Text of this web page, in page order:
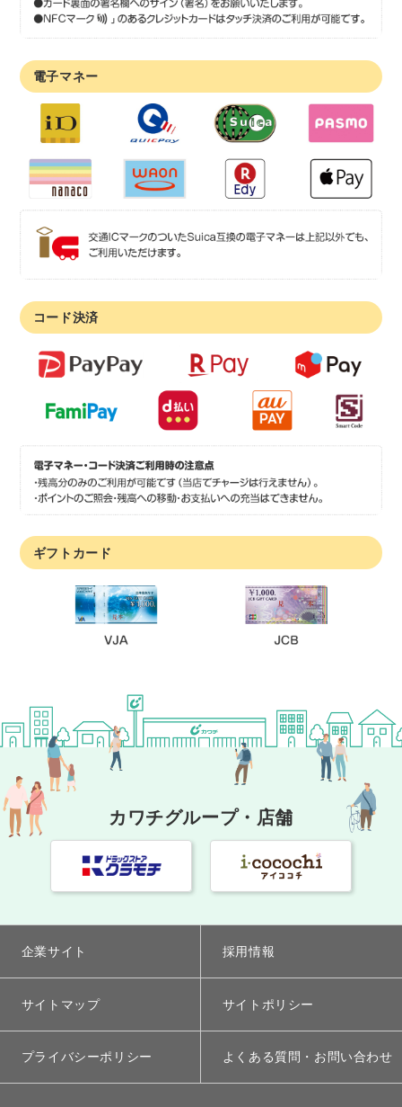
電子マネー
コード決済
ギフトカード
カワチグループ・店舗
企業サイト 採用情報
サイトマップ サイトポリシー
プライバシーポリシー よくある質問・お問い合わせ